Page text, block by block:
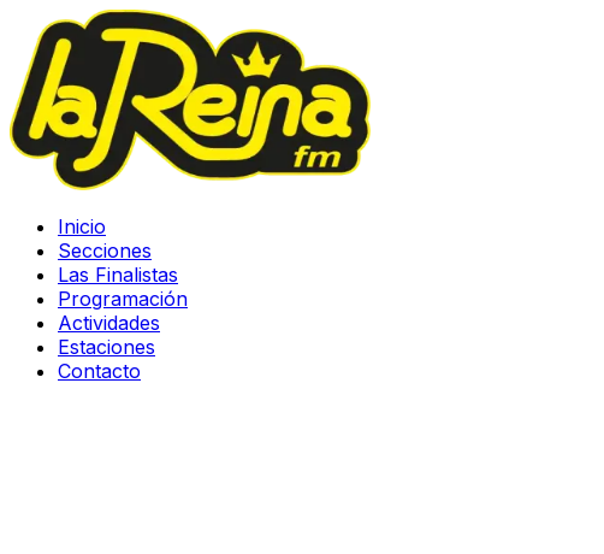
Inicio
Secciones
Las Finalistas
Programación
Actividades
Estaciones
Contacto